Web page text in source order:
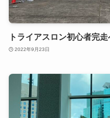
トライアスロン初心者完
2022年9月23日